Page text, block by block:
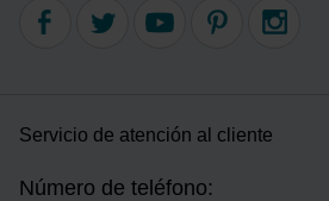
Servicio de atención al cliente
Número de teléfono: